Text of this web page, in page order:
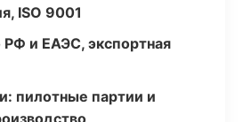
ISO 9001
РФ и ЕАЭС, экспортная
пилотные партии и